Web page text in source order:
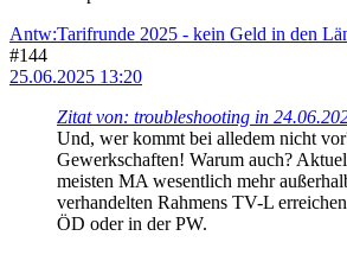
Antw:Tarifrunde 2025 - kein Geld in den
#144
25.06.2025 13:20
Zitat von: troubleshooting in
Und, wer kommt bei alledem nicht
Gewerkschaften! Warum auch?
meisten MA wesentlich mehr
verhandelten Rahmens TV-L
ÖD oder in der PW.